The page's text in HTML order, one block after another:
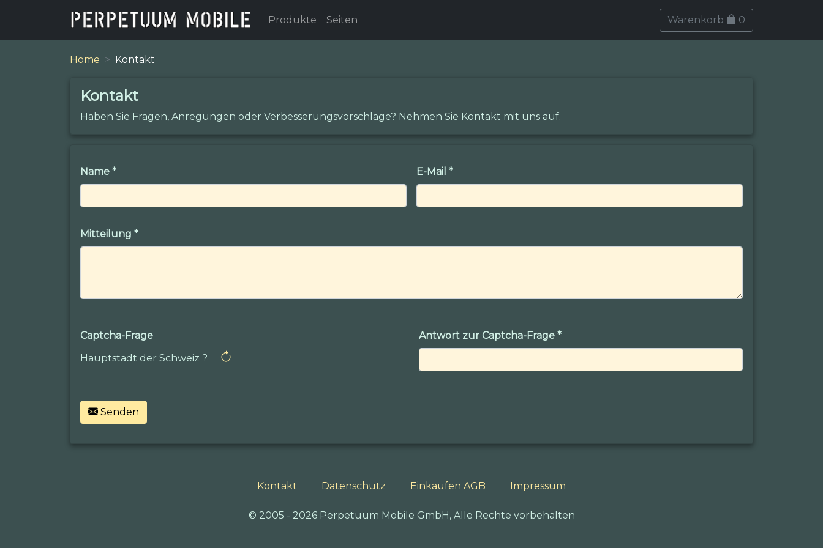
Produkte Seiten Warenkorb 0
Home Kontakt
Kontakt
Haben Sie Fragen, Anregungen oder Verbesserungsvorschläge? Nehmen Sie Kontakt mit uns auf.
Name * E-Mail *
Mitteilung *
Captcha-Frage
Hauptstadt der Schweiz ?
Antwort zur Captcha-Frage *
Senden
Kontakt Datenschutz Einkaufen AGB Impressum
© 2005 - 2026 Perpetuum Mobile GmbH, Alle Rechte vorbehalten